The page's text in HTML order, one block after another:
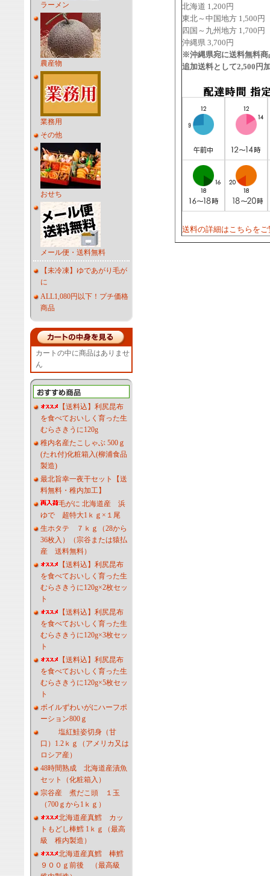
ラーメン
農産物
業務用
その他
おせち
メール便・送料無料
【未冷凍】ゆであがり毛が
に
ALL1,080円以下！プチ価格
商品
カートの中に商品はありませ
ん
【送料込】利尻昆布
を食べておいしく育った生
むらさきうに120g
稚内名産たこしゃぶ 500ｇ
(たれ付)化粧箱入(柳浦食品
製造)
最北旨幸一夜干セット【送
料無料・稚内加工】
毛がに 北海道産 浜
ゆで 超特大1ｋｇ×１尾
生ホタテ ７ｋｇ（28から
36枚入）（宗谷または猿払
産 送料無料）
【送料込】利尻昆布
を食べておいしく育った生
むらさきうに120g×2枚セッ
ト
【送料込】利尻昆布
を食べておいしく育った生
むらさきうに120g×3枚セッ
ト
【送料込】利尻昆布
を食べておいしく育った生
むらさきうに120g×5枚セッ
ト
ボイルずわいがにハーフポ
ーション800ｇ
塩紅鮭姿切身（甘
口）1.2ｋｇ（アメリカ又は
ロシア産）
48時間熟成 北海道産漬魚
セット（化粧箱入）
宗谷産 煮だこ頭 １玉
（700ｇから1ｋｇ）
北海道産真鱈 カッ
トもどし棒鱈 1ｋｇ（最高
級 稚内製造）
北海道産真鱈 棒鱈
９００ｇ前後 （最高級
北海道 1,200円
東北～中国地方 1,500円
四国～九州地方 1,700円
沖縄県 3,700円
※沖縄県宛に送料無料
追加送料として2,500円
送料の詳細はこちらを